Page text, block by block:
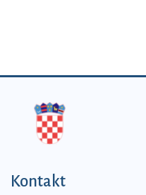
Kontakt